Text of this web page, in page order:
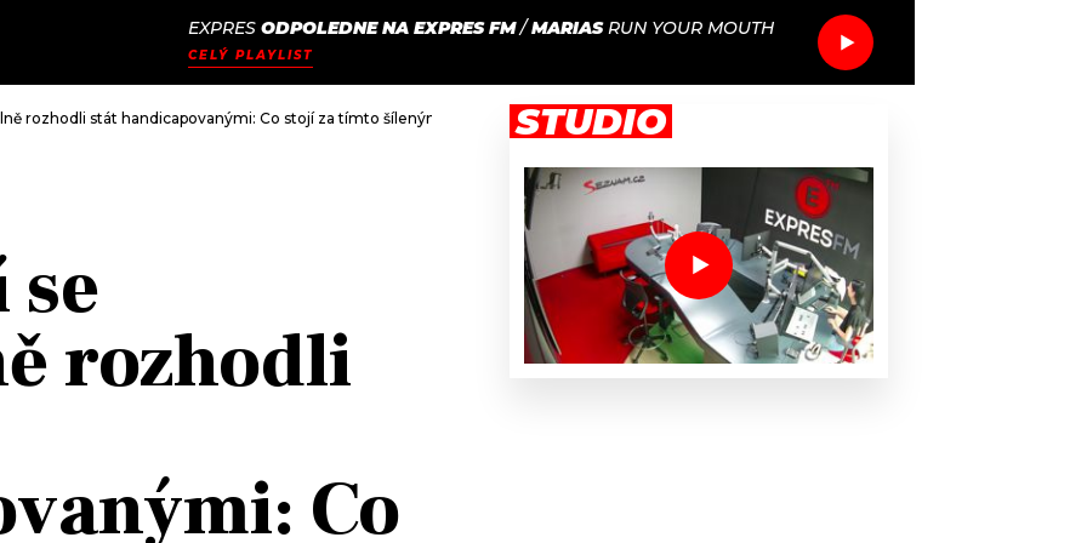
SEZNAM.CZ
EXPRES ODPOLEDNE NA EXPRES FM/MARIAS RUN YOUR MOUTH
CELÝ PLAYLIST
rozhodli stát handicapovanými: Co stojí za tímto šíleným jednáním?
rozhodli
Co
STUDIO